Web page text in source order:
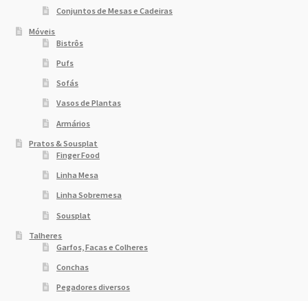
Conjuntos de Mesas e Cadeiras
Móveis
Bistrôs
Pufs
Sofás
Vasos de Plantas
Armários
Pratos & Sousplat
Finger Food
Linha Mesa
Linha Sobremesa
Sousplat
Talheres
Garfos, Facas e Colheres
Conchas
Pegadores diversos